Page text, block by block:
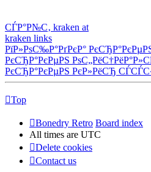
СЃР°Р№С‚ kraken at
kraken links
РїР»РѕС‰Р°РґРєР°
РєСЂР°РєРµРЅ
РєСЂР°РєРµРЅ РєР»РёСЂ
Top
Bonedry Retro Board index
All times are UTC
Delete cookies
Contact us